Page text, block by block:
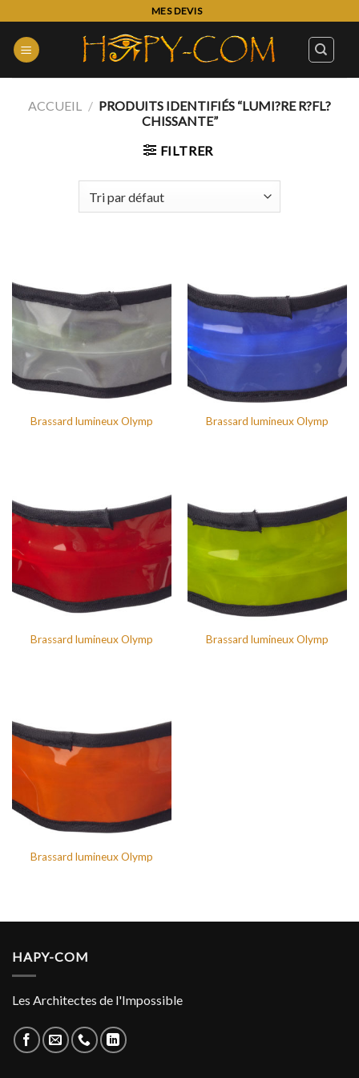
content
MES DEVIS
ACCUEIL / PRODUITS IDENTIFIÉS “LUMI?RE R?FL?
CHISSANTE”
FILTRER
Brassard lumineux Olymp Brassard lumineux Olymp
Brassard lumineux Olymp Brassard lumineux Olymp
Brassard lumineux Olymp
HAPY-COM
Les Architectes de l'Impossible